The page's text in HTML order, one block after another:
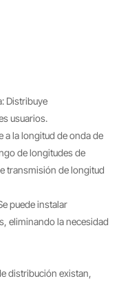
Distribuye
usuarios.
a la longitud de onda de
de longitudes de
transmisión de longitud
puede instalar
eliminando la necesidad
distribución existan,